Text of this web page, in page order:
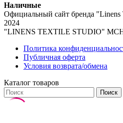
Наличные
Официальный сайт бренда "Linens
2024
"LINENS TEXTILE STUDIO"
Политика
Публичная оферта
Условия возврата/обмена
Каталог товаров
Поиск